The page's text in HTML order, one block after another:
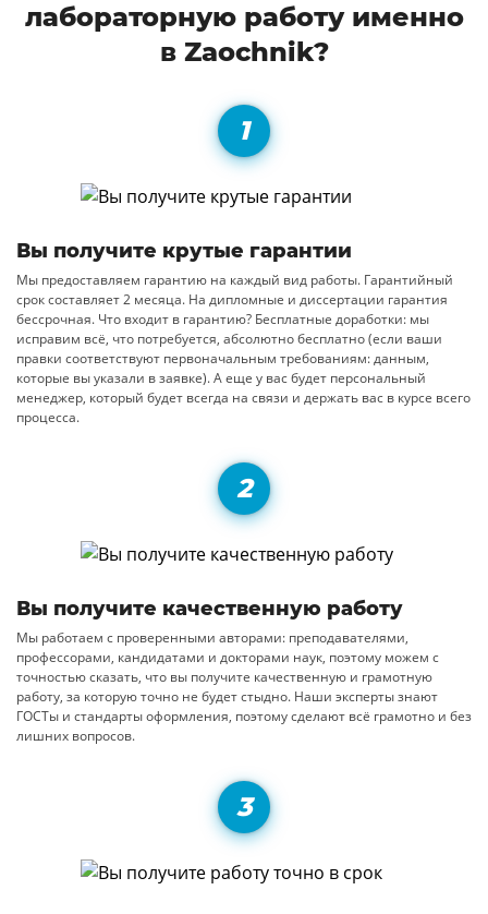
лабораторную работу именно
в Zaochnik?
Вы получите крутые гарантии
Мы предоставляем гарантию на каждый вид работы. Гарантийный
срок составляет 2 месяца. На дипломные и диссертации гарантия
бессрочная. Что входит в гарантию? Бесплатные доработки: мы
исправим всё, что потребуется, абсолютно бесплатно (если ваши
правки соответствуют первоначальным требованиям: данным,
которые вы указали в заявке). А еще у вас будет персональный
менеджер, который будет всегда на связи и держать вас в курсе всего
процесса.
Вы получите качественную работу
Мы работаем с проверенными авторами: преподавателями,
профессорами, кандидатами и докторами наук, поэтому можем с
точностью сказать, что вы получите качественную и грамотную
работу, за которую точно не будет стыдно. Наши эксперты знают
ГОСТы и стандарты оформления, поэтому сделают всё грамотно и без
лишних вопросов.